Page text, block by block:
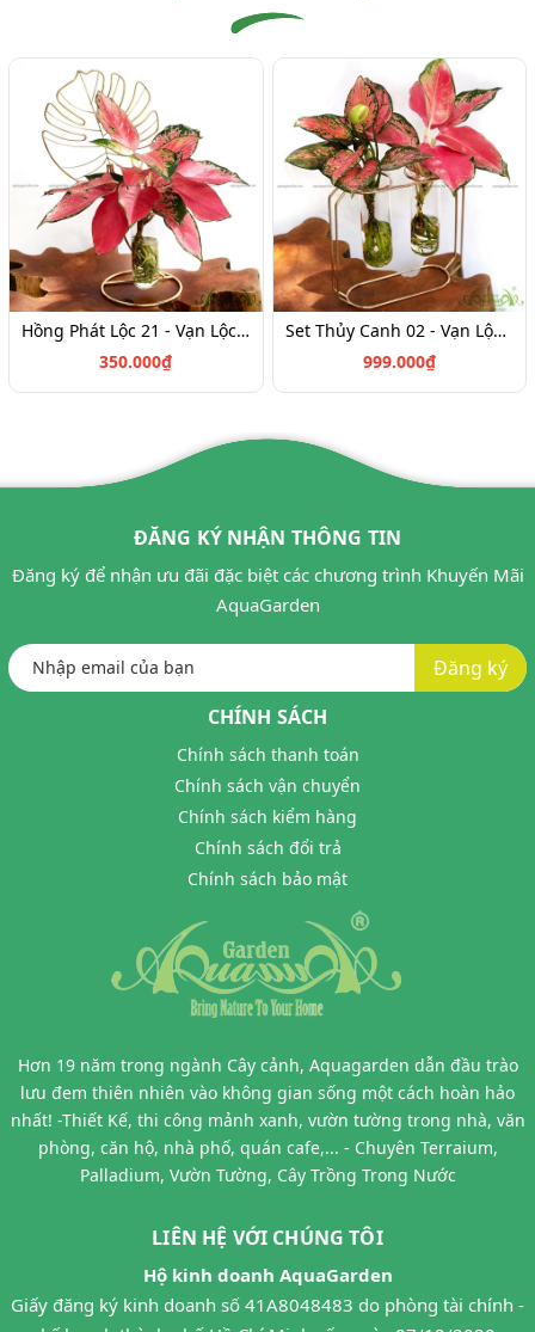
Hồng Phát Lộc 21 - Vạn Lộc Trắng 12 - Cây Thủy Canh
350.000₫
Set Thủy Canh 02 - Vạn Lộc & Hồng Phát Lộc
999.000₫
ĐĂNG KÝ NHẬN THÔNG TIN
Đăng ký để nhận ưu đãi đặc biệt các chương trình Khuyến Mãi
AquaGarden
Đăng ký
CHÍNH SÁCH
Chính sách thanh toán
Chính sách vận chuyển
Chính sách kiểm hàng
Chính sách đổi trả
Chính sách bảo mật
Hơn 19 năm trong ngành Cây cảnh, Aquagarden dẫn đầu trào
lưu đem thiên nhiên vào không gian sống một cách hoàn hảo
nhất! -Thiết Kế, thi công mảnh xanh, vườn tường trong nhà, văn
phòng, căn hộ, nhà phố, quán cafe,... - Chuyên Terraium,
Palladium, Vườn Tường, Cây Trồng Trong Nước
LIÊN HỆ VỚI CHÚNG TÔI
Hộ kinh doanh AquaGarden
Giấy đăng ký kinh doanh số 41A8048483 do phòng tài chính -